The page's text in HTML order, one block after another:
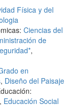
Física y del
Ciencias del
de
,
en
, Diseño del Paisaje
, Educación Social